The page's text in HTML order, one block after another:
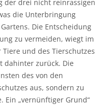
der drei nicht reinrassigen
die Unterbringung
Die Entscheidung
zu vermeiden, wiegt im
und des Tierschutzes
dahinter zurück. Die
des von den
aus, sondern zu
Ein „vernünftiger Grund“